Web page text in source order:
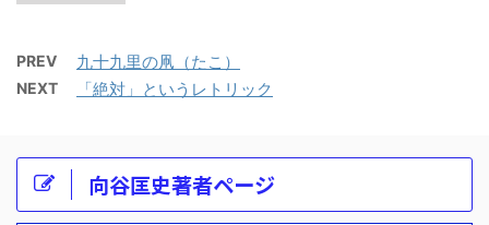
PREV 九十九里の凧（たこ）
NEXT 「絶対」というレトリック
向谷匡史著者ページ